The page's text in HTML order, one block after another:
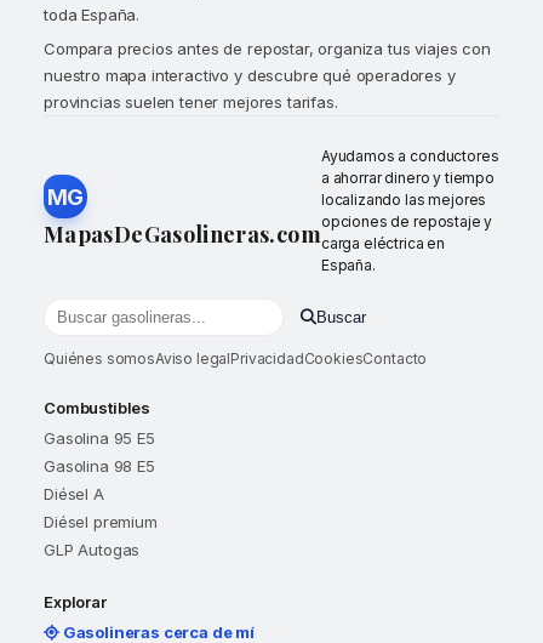
toda España.
Compara precios antes de repostar, organiza tus viajes con
nuestro mapa interactivo y descubre qué operadores y
provincias suelen tener mejores tarifas.
MG
MapasDeGasolineras.com
Ayudamos a conductores
a ahorrar dinero y tiempo
localizando las mejores
opciones de repostaje y
carga eléctrica en
España.
Buscar gasolineras por localidad o provincia
Buscar
Quiénes somosAviso legalPrivacidadCookiesContacto
Combustibles
Gasolina 95 E5
Gasolina 98 E5
Diésel A
Diésel premium
GLP Autogas
Explorar
Gasolineras cerca de mí